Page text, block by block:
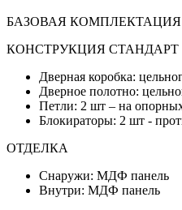
БАЗОВАЯ
КОНСТРУКЦИЯ СТАНДАРТ
Дверная коробка:
Дверное полотно:
Петли: 2 шт – на
Блокираторы: 2 шт -
ОТДЕЛКА
Снаружи: МДФ панель
Внутри: МДФ панель